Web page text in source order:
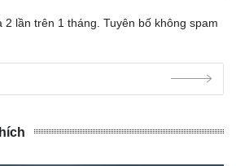
2 lần trên 1 tháng. Tuyên bố không spam